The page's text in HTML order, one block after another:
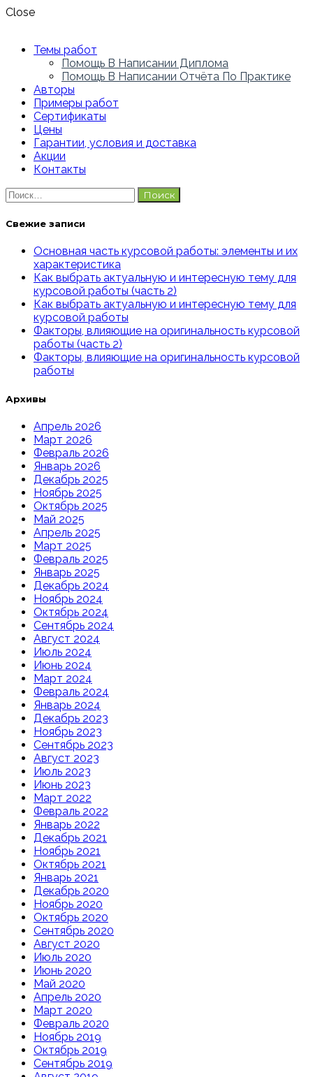
Close
Темы работ
Помощь В Написании Диплома
Помощь В Написании Отчёта По Практике
Авторы
Примеры работ
Сертификаты
Цены
Гарантии, условия и доставка
Акции
Контакты
Найти:
Свежие записи
Основная часть курсовой работы: элементы и их
характеристика
Как выбрать актуальную и интересную тему для
курсовой работы (часть 2)
Как выбрать актуальную и интересную тему для
курсовой работы
Факторы, влияющие на оригинальность курсовой
работы (часть 2)
Факторы, влияющие на оригинальность курсовой
работы
Архивы
Апрель 2026
Март 2026
Февраль 2026
Январь 2026
Декабрь 2025
Ноябрь 2025
Октябрь 2025
Май 2025
Апрель 2025
Март 2025
Февраль 2025
Январь 2025
Декабрь 2024
Ноябрь 2024
Октябрь 2024
Сентябрь 2024
Август 2024
Июль 2024
Июнь 2024
Март 2024
Февраль 2024
Январь 2024
Декабрь 2023
Ноябрь 2023
Сентябрь 2023
Август 2023
Июль 2023
Июнь 2023
Март 2022
Февраль 2022
Январь 2022
Декабрь 2021
Ноябрь 2021
Октябрь 2021
Январь 2021
Декабрь 2020
Ноябрь 2020
Октябрь 2020
Сентябрь 2020
Август 2020
Июль 2020
Июнь 2020
Май 2020
Апрель 2020
Март 2020
Февраль 2020
Ноябрь 2019
Октябрь 2019
Сентябрь 2019